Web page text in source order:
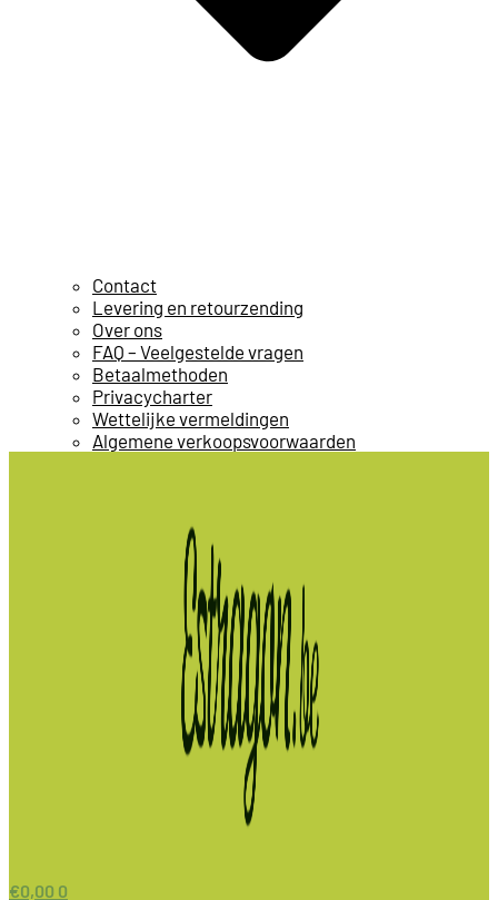
Contact
Levering en retourzending
Over ons
FAQ – Veelgestelde vragen
Betaalmethoden
Privacycharter
Wettelijke vermeldingen
Algemene verkoopsvoorwaarden
€0,00 0